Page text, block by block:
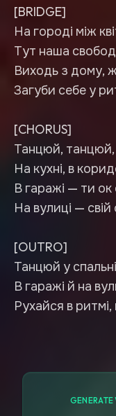
[BRIDGE]
На городі між
Тут наша
Виходь з дому,
Загуби себе у
[CHORUS]
Танцюй,
На кухні, в
В гаражі — ти ок
На вулиці — свій
[OUTRO]
Танцюй у
В гаражі й на
Рухайся в